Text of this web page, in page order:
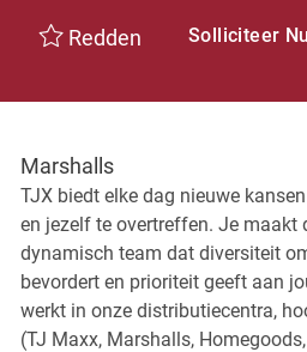
Redden Solliciteer Nu
Marshalls
TJX biedt elke dag nieuwe
en jezelf te overtreffen. Je maakt
dynamisch team dat diversiteit
bevordert en prioriteit geeft aan
werkt in onze distributiecentra,
(TJ Maxx, Marshalls,